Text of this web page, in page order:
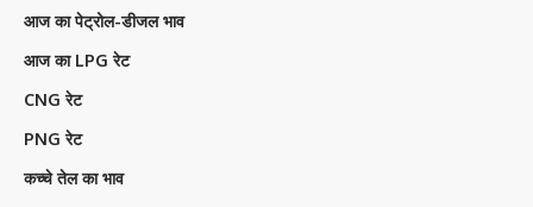
आज का पेट्रोल-डीजल भाव
आज का LPG रेट
CNG रेट
PNG रेट
कच्चे तेल का भाव